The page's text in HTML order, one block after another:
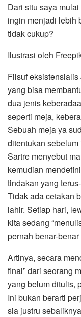
Dari situ saya
ingin menjadi lebih
tidak cukup?
Ilustrasi oleh
Filsuf
yang bisa
dua jenis
seperti meja,
Sebuah meja ya
ditentukan
Sartre menyebut
kemudian
tindakan yang
Tidak ada cetakan
lahir. Setiap hari,
kita sedang
pernah benar-
Artinya, secara
final” dari seorang
yang belum ditulis,
Ini bukan berarti
sia justru